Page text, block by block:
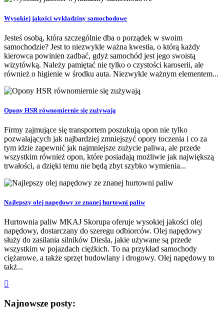
Wysokiej jakości wykładziny samochodowe
Jesteś osobą, która szczególnie dba o porządek w swoim
samochodzie? Jest to niezwykle ważna kwestia, o którą każdy
kierowca powinien zadbać, gdyż samochód jest jego swoistą
wizytówką. Należy pamiętać nie tylko o czystości karoserii, ale
również o higienie w środku auta. Niezwykle ważnym elementem...
Opony HSR równomiernie się zużywają
Firmy zajmujące się transportem poszukują opon nie tylko
pozwalających jak najbardziej zmniejszyć opory toczenia i co za
tym idzie zapewnić jak najmniejsze zużycie paliwa, ale przede
wszystkim również opon, które posiadają możliwie jak największą
trwałości, a dzięki temu nie będą zbyt szybko wymienia...
Najlepszy olej napędowy ze znanej hurtowni paliw
Hurtownia paliw MKAJ Skorupa oferuje wysokiej jakości olej
napędowy, dostarczany do szeregu odbiorców. Olej napędowy
służy do zasilania silników Diesla, jakie używane są przede
wszystkim w pojazdach ciężkich. To na przykład samochody
ciężarowe, a także sprzęt budowlany i drogowy. Olej napędowy to
takż...
Najnowsze posty: